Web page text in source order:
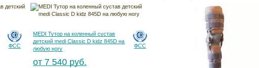
ФСС ФСС
MEDI Тутор на коленный сустав
детский medi Classic D kidz 845D на
любую ногу
от 7 540 руб.